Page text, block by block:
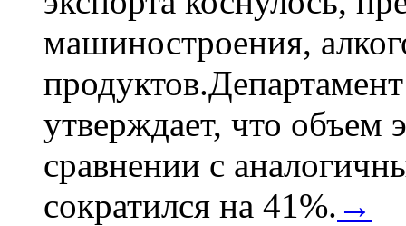
машиностроения,
утверждает, что объем
сравнении с
сократился на 41%. →